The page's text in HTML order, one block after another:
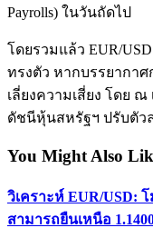
Payrolls) ในวันถัดไป
โดยรวมแล้ว EUR/
ทรงตัว หากบรรยากา
เลี่ยงความเสี่ยง โดย
ดัชนีหุ้นสหรัฐฯ ปรับตัว
You Might Also
วิเคราะห์ EUR/USD:
สามารถยืนเหนือ